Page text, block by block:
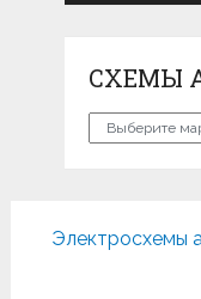
СХЕМЫ
Схемы
Электросхемы